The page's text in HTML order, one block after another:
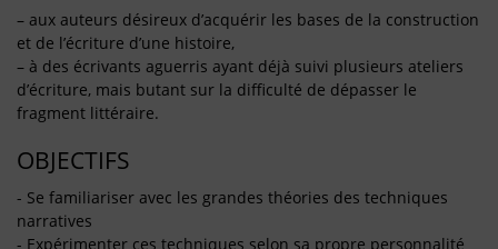
– aux auteurs désireux d’acquérir les bases de la construction
et de l’écriture d’une histoire,
– à des écrivants aguerris ayant déjà suivi plusieurs ateliers
d’écriture, mais butant sur la difficulté de dépasser le
fragment littéraire.
OBJECTIFS
- Se familiariser avec les grandes théories des techniques
narratives
- Expérimenter ces techniques selon sa propre personnalité